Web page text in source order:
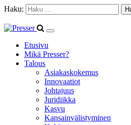
Haku:
Etusivu
Mikä Presser?
Talous
Asiakaskokemus
Innovaatiot
Johtajuus
Juridiikka
Kasvu
Kansainvälistyminen